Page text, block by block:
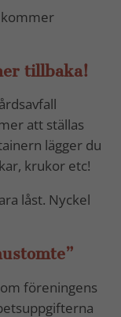
tillbaka!
att ställas
lägger du
krukor etc!
låst. Nyckel
föreningens